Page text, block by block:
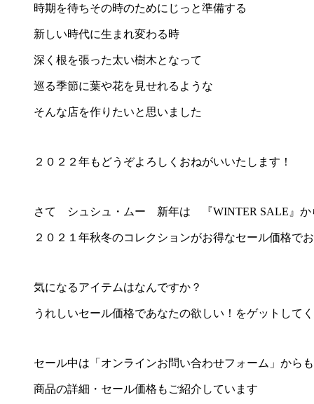
時期を待ちその時のためにじっと準備する
新しい時代に生まれ変わる時
深く根を張った太い樹木となって
巡る季節に葉や花を見せれるような
そんな店を作りたいと思いました
２０２２年もどうぞよろしくおねがいいたします！
さて シュシュ・ムー 新年は 『WINTER SALE』か
２０２１年秋冬のコレクションがお得なセール価格で
気になるアイテムはなんですか？
うれしいセール価格であなたの欲しい！をゲットして
セール中は「オンラインお問い合わせフォーム」からも
商品の詳細・セール価格もご紹介しています